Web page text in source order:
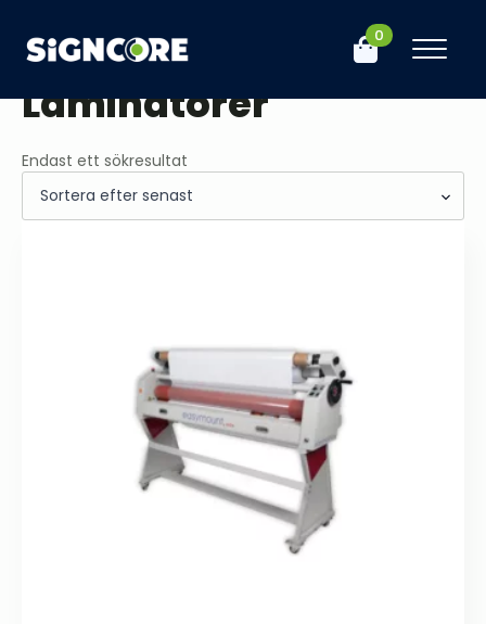
0
Hem Butik Efterbehandling Laminatorer
Laminatorer
Endast ett sökresultat